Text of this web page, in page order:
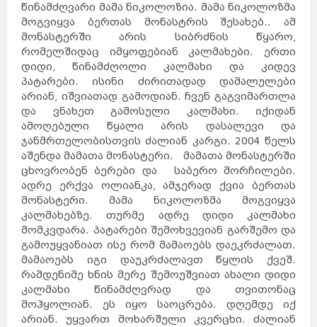
წინამძღვარი მამა ნიკოლოზია. მამა ნიკოლოზმა
მოგვიყვა ბერთას მონასტრის შესახებ.. ამ
მონასტერში არის სიბრძნის წყარო,
რომელშიდაც იმყოფებიან კალმახები. ერთი
დიდი, წინამძღოლი კალმახი და კიდევ
პატარები. ისინი ძირითადად დამალულები
არიან, იშვიათად გამოდიან. ჩვენ გაგვიმართლა
და ვნახეთ გამოსული კალმახი. იქიდან
ამოღებული წყალი არის დასალევი და
ჯანმრთელობისთვის ძალიან კარგი. 2004 წელს
აშენდა მამათა მონასტერი. მამათა მონასტერში
ცხოვრობენ ბერები და საბერო მორჩილები.
ადრე ერქვა ოლიანკა, ამჯერად ქვია ბერთას
მონასტერი. მამა ნიკოლოზმა მოგვიყვა
კალმახებზე. თურმე ადრე დიდი კალმახი
მომკვდარა. პატარები შემოხვევიან გარშემო და
გამოუყვანიათ ისე რომ მამაოებს დაეკრძალათ.
მამაოებს იგი დაუკრძალავთ წყლის ქვეშ.
რამდენიმე ხნის მერე შემოუშვიათ ახალი დიდი
კალმახი წინამძღვრად და თვითონაც
მოჰყოლიან. ეს იყო საოცრება. დღემდე იქ
არიან. უყვართ მოხარშული კვერცხი. ძალიან